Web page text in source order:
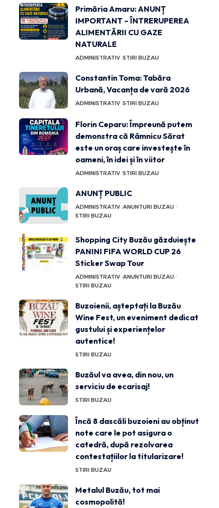
Primăria Amaru: ANUNȚ
IMPORTANT – ÎNTRERUPEREA
ALIMENTĂRII CU GAZE
NATURALE
ADMINISTRATIV STIRI BUZAU
Constantin Toma: Tabăra
Urbană, Vacanța de vară 2026
ADMINISTRATIV STIRI BUZAU
Florin Ceparu: Împreună putem
demonstra că Râmnicu Sărat
este un oraș care investește în
oameni, în idei și în viitor
ADMINISTRATIV STIRI BUZAU
ANUNȚ PUBLIC
ADMINISTRATIV ANUNTURI BUZAU
STIRI BUZAU
Shopping City Buzău găzduiește
PANINI FIFA WORLD CUP 26
Sticker Swap Tour
ADMINISTRATIV ANUNTURI BUZAU
STIRI BUZAU
Buzoienii, așteptați la Buzău
Wine Fest, un eveniment dedicat
gustului și experiențelor
autentice!
STIRI BUZAU
Buzăul va avea, din nou, un
serviciu de ecarisaj!
STIRI BUZAU
Încă 8 dascăli buzoieni au obținut
note care le pot asigura o
catedră, după rezolvarea
contestațiilor la titularizare!
STIRI BUZAU
Metalul Buzău, tot mai
cosmopolită!